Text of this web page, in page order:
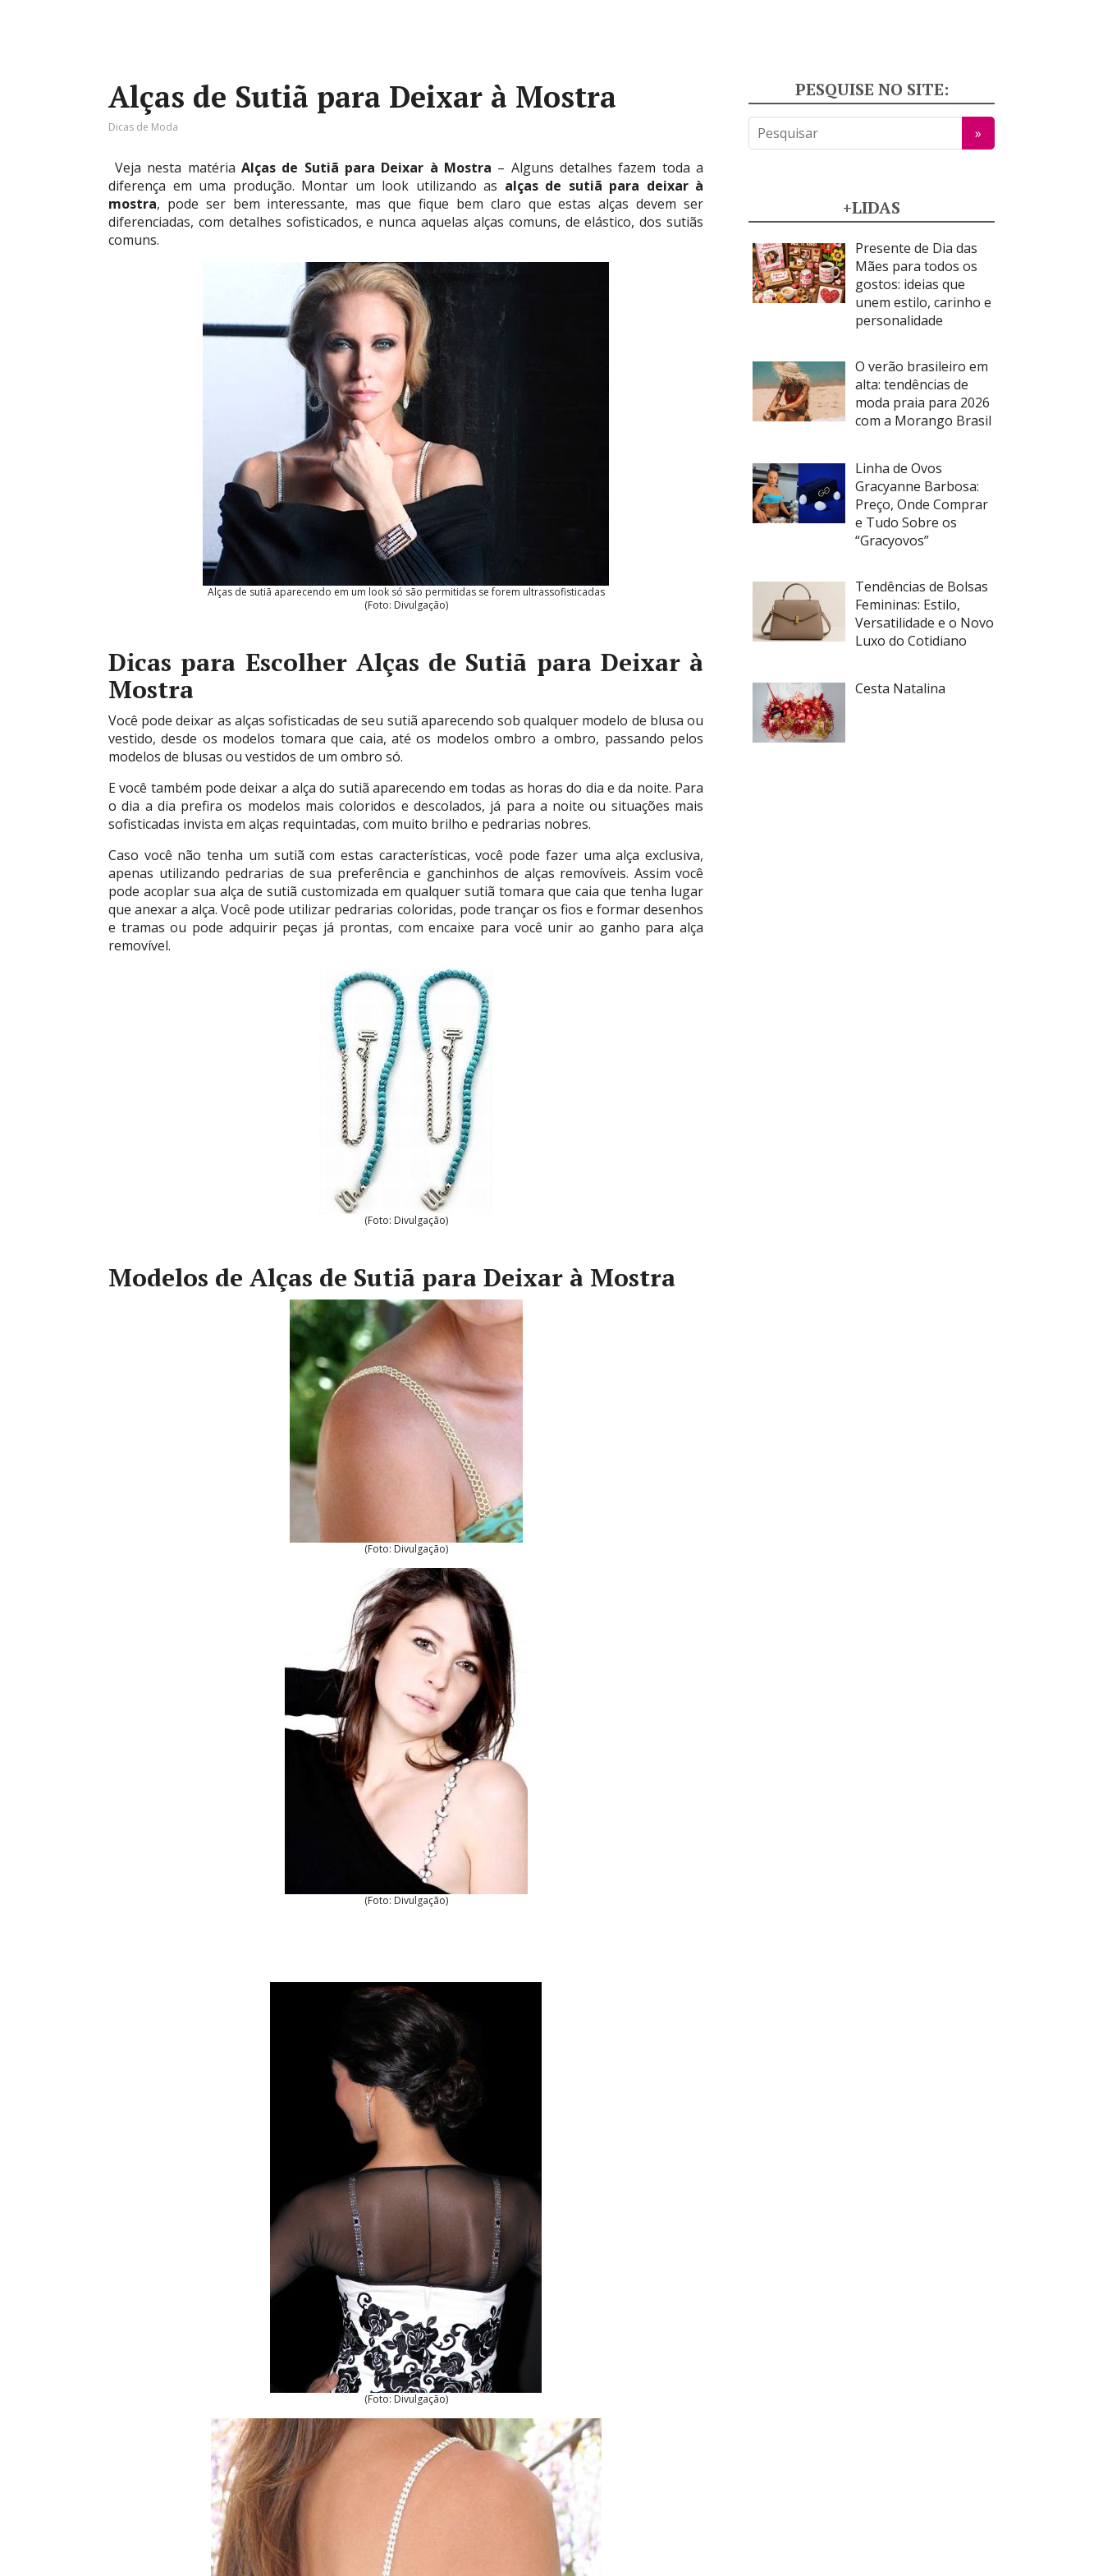
Alças de Sutiã para Deixar à Mostra
Dicas de Moda
Veja nesta matéria Alças de Sutiã para Deixar à Mostra – Alguns detalhes fazem toda a
diferença em uma produção. Montar um look utilizando as alças de sutiã para deixar à
mostra, pode ser bem interessante, mas que fique bem claro que estas alças devem ser
diferenciadas, com detalhes sofisticados, e nunca aquelas alças comuns, de elástico, dos sutiãs
comuns.
Alças de sutiã aparecendo em um look só são permitidas se forem ultrassofisticadas
(Foto: Divulgação)
Dicas para Escolher Alças de Sutiã para Deixar à
Mostra
Você pode deixar as alças sofisticadas de seu sutiã aparecendo sob qualquer modelo de blusa ou
vestido, desde os modelos tomara que caia, até os modelos ombro a ombro, passando pelos
modelos de blusas ou vestidos de um ombro só.
E você também pode deixar a alça do sutiã aparecendo em todas as horas do dia e da noite. Para
o dia a dia prefira os modelos mais coloridos e descolados, já para a noite ou situações mais
sofisticadas invista em alças requintadas, com muito brilho e pedrarias nobres.
Caso você não tenha um sutiã com estas características, você pode fazer uma alça exclusiva,
apenas utilizando pedrarias de sua preferência e ganchinhos de alças removíveis. Assim você
pode acoplar sua alça de sutiã customizada em qualquer sutiã tomara que caia que tenha lugar
que anexar a alça. Você pode utilizar pedrarias coloridas, pode trançar os fios e formar desenhos
e tramas ou pode adquirir peças já prontas, com encaixe para você unir ao ganho para alça
removível.
(Foto: Divulgação)
Modelos de Alças de Sutiã para Deixar à Mostra
(Foto: Divulgação)
(Foto: Divulgação)
(Foto: Divulgação)
PESQUISE NO SITE:
+LIDAS
Presente de Dia das
Mães para todos os
gostos: ideias que
unem estilo, carinho e
personalidade
O verão brasileiro em
alta: tendências de
moda praia para 2026
com a Morango Brasil
Linha de Ovos
Gracyanne Barbosa:
Preço, Onde Comprar
e Tudo Sobre os
“Gracyovos”
Tendências de Bolsas
Femininas: Estilo,
Versatilidade e o Novo
Luxo do Cotidiano
Cesta Natalina